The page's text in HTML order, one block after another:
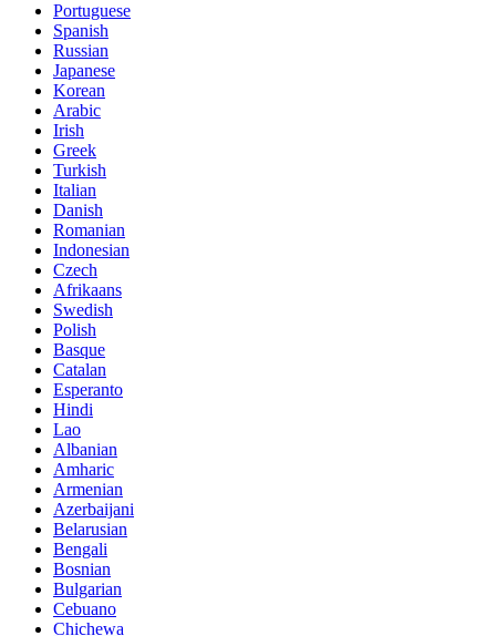
Portuguese
Spanish
Russian
Japanese
Korean
Arabic
Irish
Greek
Turkish
Italian
Danish
Romanian
Indonesian
Czech
Afrikaans
Swedish
Polish
Basque
Catalan
Esperanto
Hindi
Lao
Albanian
Amharic
Armenian
Azerbaijani
Belarusian
Bengali
Bosnian
Bulgarian
Cebuano
Chichewa